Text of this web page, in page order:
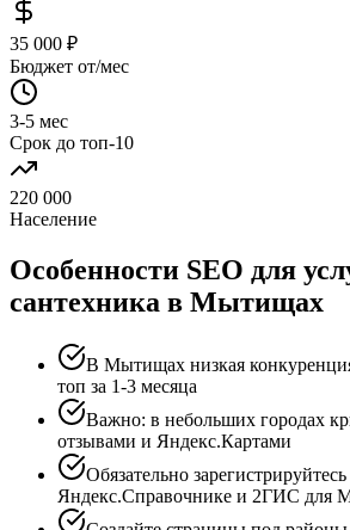
35 000 ₽
Бюджет от/мес
3-5 мес
Срок до топ-10
220 000
Население
Особенности SEO для
сантехника в Мытищах
В Мытищах низкая
топ за 1-3 месяца
Важно: в небольших городах
отзывами и Яндекс.Картами
Обязательно зарегистрируйтесь
Яндекс.Справочнике и 2ГИС для